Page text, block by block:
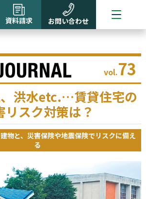
資料請求 お問い合わせ
vol.73
洪水etc.…賃貸住宅の
リスク対策は？
物と、災害保険や地震保険でリスクに備え
る